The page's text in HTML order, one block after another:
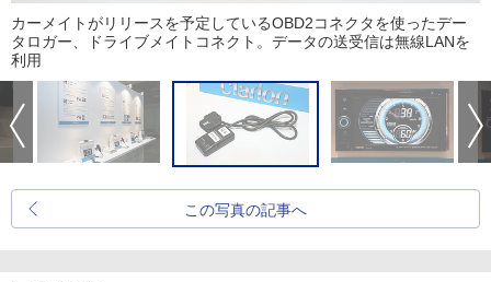
カーメイトがリリースを予定しているOBD2コネクタを使ったデー
タロガー、ドライブメイトコネクト。データの送受信は無線LANを
利用
この写真の記事へ